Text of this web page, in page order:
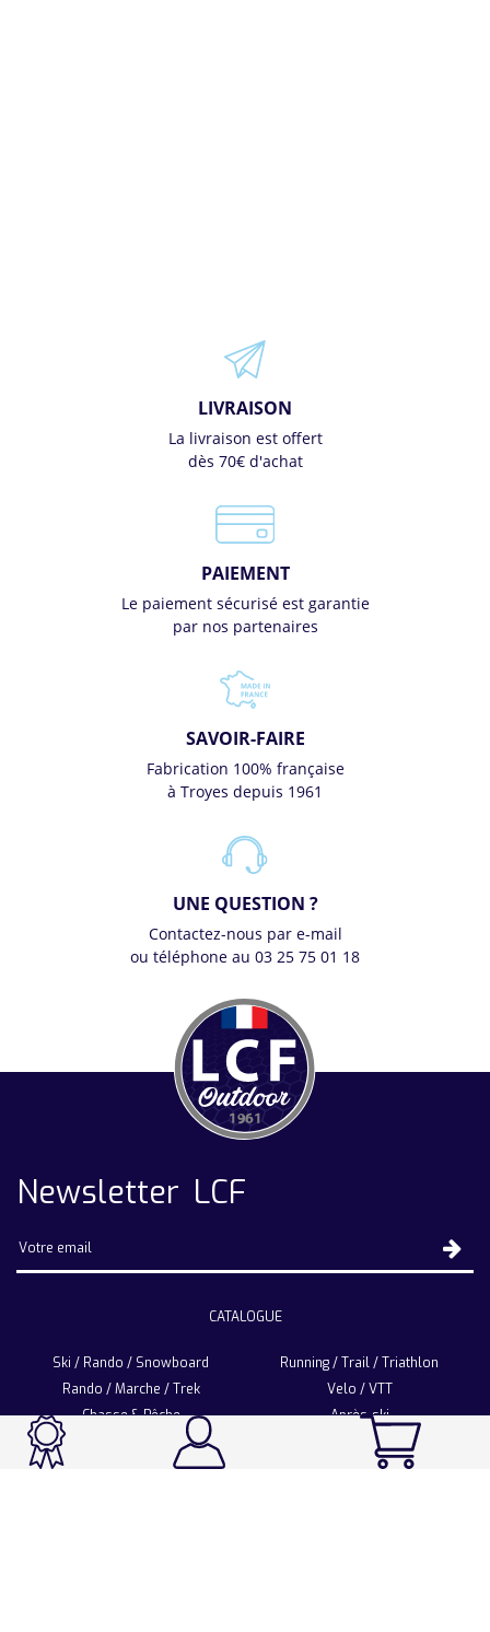
LIVRAISON
La livraison est offert
dès 70€ d'achat
PAIEMENT
Le paiement sécurisé est garantie
par nos partenaires
SAVOIR-FAIRE
Fabrication 100% française
à Troyes depuis 1961
UNE QUESTION ?
Contactez-nous par e-mail
ou téléphone au 03 25 75 01 18
Newsletter LCF
CATALOGUE
Ski / Rando / Snowboard
Running / Trail / Triathlon
Rando / Marche / Trek
Velo / VTT
Chasse & Pêche
Après-ski
Sport Fashion